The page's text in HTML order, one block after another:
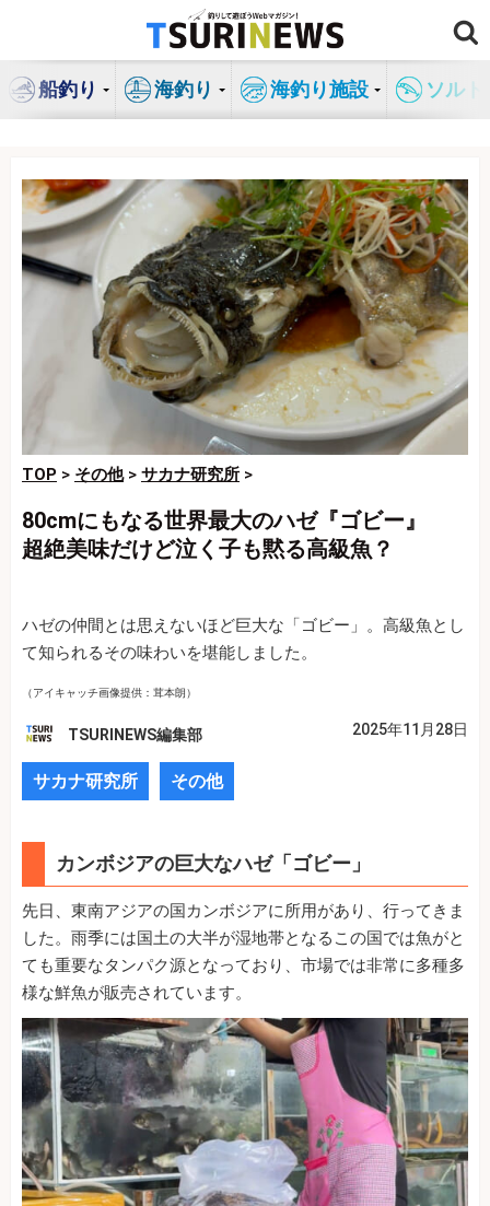
ン
船釣り 海釣り 海釣り施設 ソル
TOP > その他> サカナ研究所 >
80cmにもなる世界最大のハゼ『ゴビー』
超絶美味だけど泣く子も黙る高級魚？
ハゼの仲間とは思えないほど巨大な「ゴビー」。高級魚とし
て知られるその味わいを堪能しました。
（アイキャッチ画像提供：茸本朗）
TSURINEWS編集部 2025年11月28日
サカナ研究所 その他
カンボジアの巨大なハゼ「ゴビー」
先日、東南アジアの国カンボジアに所用があり、行ってきま
した。雨季には国土の大半が湿地帯となるこの国では魚がと
ても重要なタンパク源となっており、市場では非常に多種多
様な鮮魚が販売されています。